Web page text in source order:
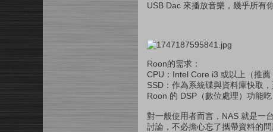
USB Dac 來播放音樂，幾乎所有
Roon的需求：
CPU：Intel Core i3 或以上（推
SSD：作為系統碟與資料庫快取
Roon 的 DSP（數位處理）功能
對一般使用者而言，NAS 就是一
討論，不必擔心忘了攜帶資料的問